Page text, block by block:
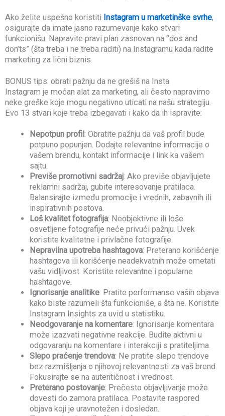
Ako želite uspešno koristiti Instagram u marketinške svrhe,
osigurajte da imate jasno razumevanje kako stvari
funkcionišu. Napravite pravi plan zasnovan na “dos and
don’ts” (šta treba i ne treba raditi) na Instagramu kada radite
marketing za lični biznis.
BONUS tips: obrati pažnju da ne grešiš na Insta
Instagram je moćan alat za marketing, ali često napravimo
neke greške koje mogu negativno uticati na našu strategiju.
Evo 13 stvari koje treba izbegavati i kako da ih ispravite:
Nepotpun profil: Obratite pažnju da vaš profil bude
potpuno popunjen. Dodajte relevantne informacije o
vašem brendu, kontakt informacije i link ka vašem
sajtu.
Previše promotivni sadržaj: Ako previše objavljujete
reklamni sadržaj, gubite interesovanje pratilaca.
Balansirajte između promocije i vrednih, zabavnih ili
inspirativnih postova.
Loš kvalitet fotografija: Neobjektivne ili loše
osvetljene fotografije neće privući pažnju. Uvek
koristite kvalitetne i privlačne fotografije.
Nepravilna upotreba hashtagova: Preterano korišćenje
hashtagova ili korišćenje neadekvatnih može ometati
vašu vidljivost. Koristite relevantne i popularne
hashtagove.
Ignorisanje analitike: Pratite performanse vaših objava
kako biste razumeli šta funkcioniše, a šta ne. Koristite
Instagram Insights za uvid u statistiku.
Neodgovaranje na komentare: Ignorisanje komentara
može izazvati negativne reakcije. Budite aktivni u
odgovaranju na komentare i interakciji s pratiteljima.
Slepo praćenje trendova: Ne pratite slepo trendove
bez razmišljanja o njihovoj relevantnosti za vaš brend.
Fokusirajte se na autentičnost i vrednost.
Preterano postovanje: Prečesto objavljivanje može
dovesti do zamora pratilaca. Postavite raspored
objava koji je uravnotežen i dosledan.